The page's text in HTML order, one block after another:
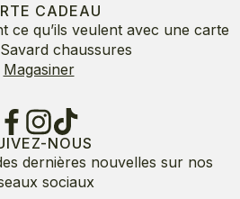
CADEAU
ce qu’ils veulent avec une carte
chaussures
Magasiner
NOUS
dernières nouvelles sur nos
sociaux